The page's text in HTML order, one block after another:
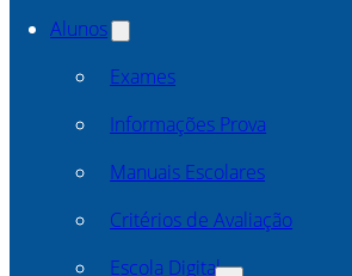
Alunos
Exames
Informações Prova
Manuais Escolares
Critérios de Avaliação
Escola Digital